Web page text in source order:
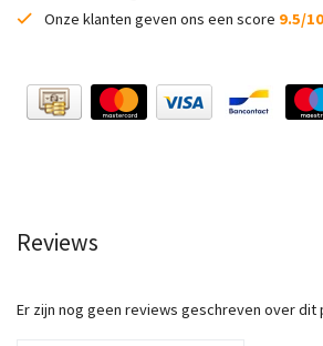
Onze klanten geven ons een score 9.5/10
Reviews
Er zijn nog geen reviews geschreven over dit